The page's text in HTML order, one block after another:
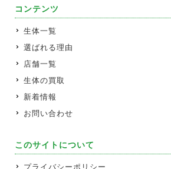
コンテンツ
生体一覧
選ばれる理由
店舗一覧
生体の買取
新着情報
お問い合わせ
このサイトについて
プライバシーポリシー